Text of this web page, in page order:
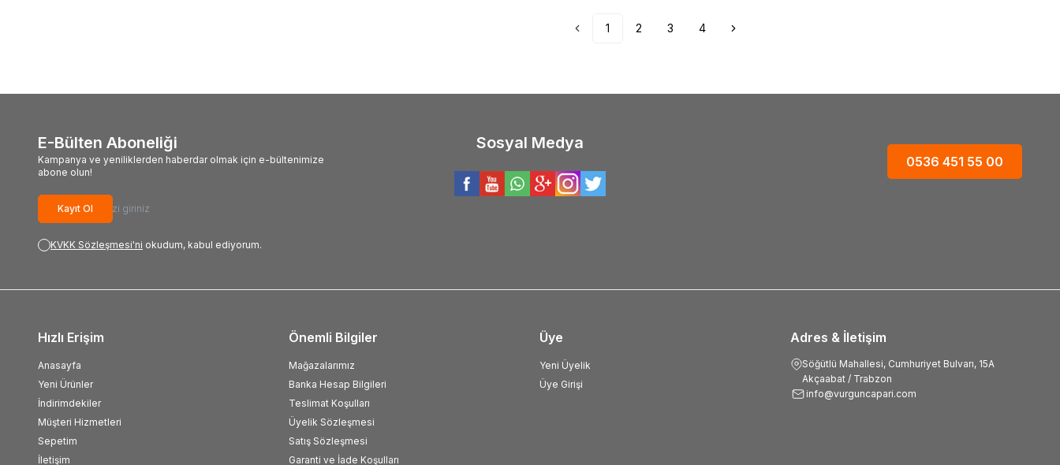
1 2 3 4
E-Bülten Aboneliği
Kampanya ve yeniliklerden haberdar olmak için e-bültenimize
abone olun!
Kayıt Ol
KVKK Sözleşmesi'ni okudum, kabul ediyorum.
Sosyal Medya
0536 451 55 00
Adres & İletişim
Söğütlü Mahallesi, Cumhuriyet Bulvarı, 15A
Akçaabat / Trabzon
info@vurguncapari.com
Hızlı Erişim
Anasayfa
Yeni Ürünler
İndirimdekiler
Müşteri Hizmetleri
Sepetim
İletişim
Önemli Bilgiler
Mağazalarımız
Banka Hesap Bilgileri
Teslimat Koşulları
Üyelik Sözleşmesi
Satış Sözleşmesi
Garanti ve İade Koşulları
Üye
Yeni Üyelik
Üye Girişi